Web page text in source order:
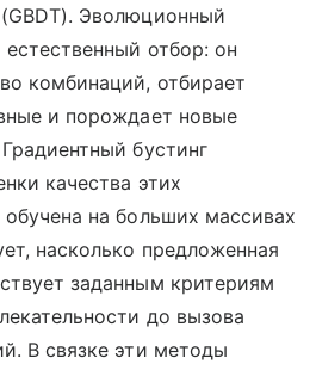
Эволюционный
отбор: он
комбинаций, отбирает
и порождает новые
бустинг
качества этих
на больших массивах
насколько предложенная
заданным критериям
до вызова
В связке эти методы